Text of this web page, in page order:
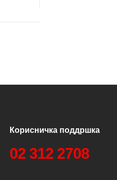
Корисничка поддршка
02 312 2708